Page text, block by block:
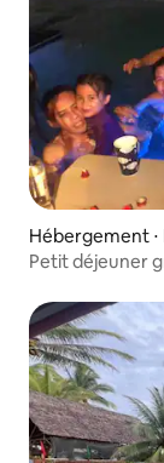
Hébergement ⋅
Petit déjeuner